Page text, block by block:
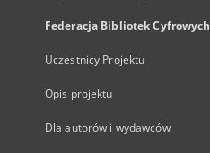
Federacja Bibliotek Cyfrowych
Uczestnicy Projektu
Opis projektu
Dla autorów i wydawców